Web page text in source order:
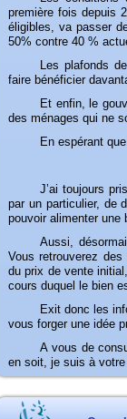
première fois depuis
éligibles, va passer
50% contre 40 %
Les plafonds
faire bénéficier
Et enfin, le
des ménages qui ne
En espérant
J’ai toujours
par un particulier, de
pouvoir alimenter une
Aussi,
Vous retrouverez
du prix de vente
cours duquel le bien
Exit donc les
vous forger une idée
Avous de
en soit, je suis à